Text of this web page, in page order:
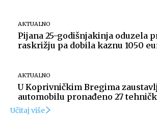
AKTUALNO
Pijana 25-godišnjakinja oduzela
raskrižju pa dobila kaznu 1050
AKTUALNO
U Koprivničkim Bregima
automobilu pronađeno 27
Učitaj više